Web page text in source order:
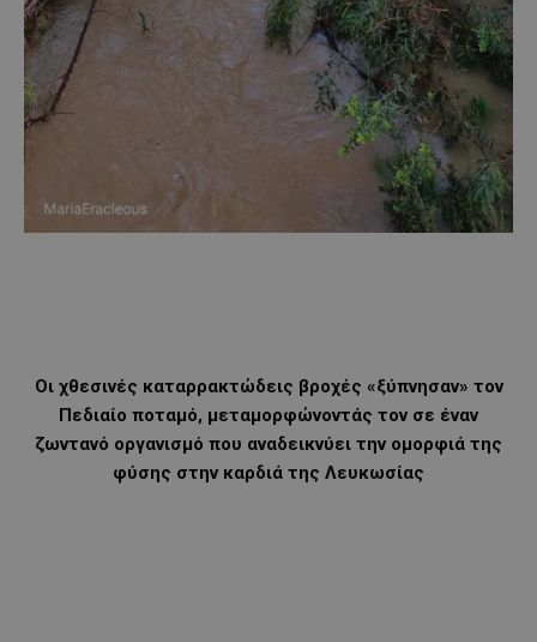
Οι χθεσινές καταρρακτώδεις βροχές «ξύπνησαν» τον
Πεδιαίο ποταμό, μεταμορφώνοντάς τον σε έναν
ζωντανό οργανισμό που αναδεικνύει την ομορφιά της
φύσης στην καρδιά της Λευκωσίας